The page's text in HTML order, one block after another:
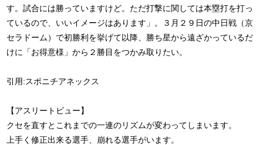
す。試合には勝っていますけど。ただ打撃に関しては本塁打を打っ
ているので、いいイメージはあります」。３月２９日の中日戦（京
セラドーム）で初勝利を挙げて以降、勝ち星から遠ざかっているだ
けに「お得意様」から２勝目をつかみ取りたい。
引用:スポニチアネックス
【アスリートビュー】
クセを直すとこれまでの一連のリズムが変わってしまいます。
上手く修正出来る選手、崩れる選手がいます。